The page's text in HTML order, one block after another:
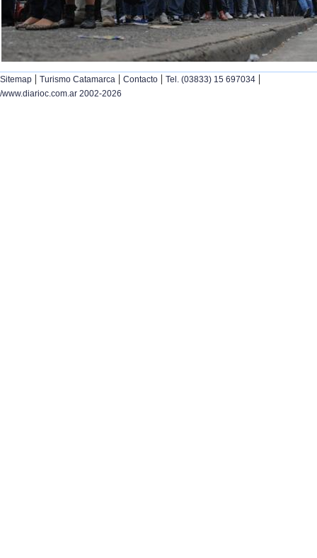
Sitemap | Turismo Catamarca | Contacto | Tel. (03833) 15 697034 |
/www.diarioc.com.ar 2002-2026